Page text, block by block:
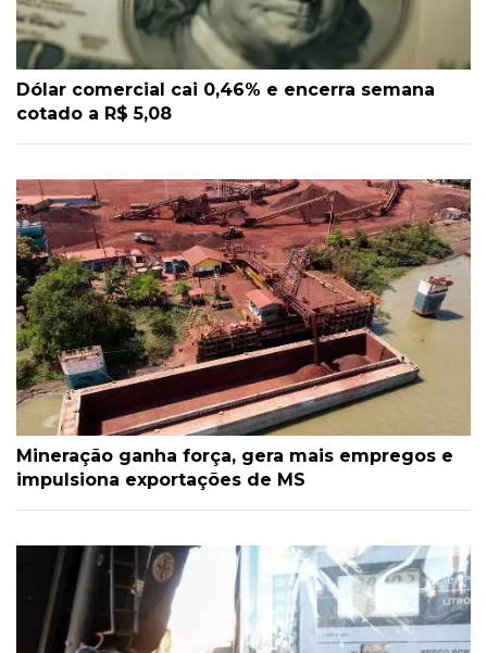
Dólar comercial cai 0,46% e encerra semana
cotado a R$ 5,08
Mineração ganha força, gera mais empregos e
impulsiona exportações de MS